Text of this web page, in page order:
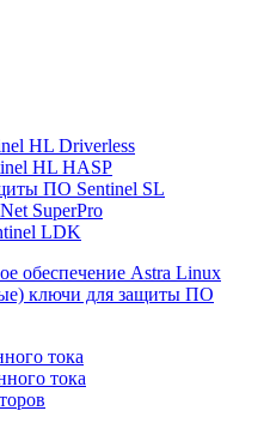
HL Driverless
HL HASP
ПО Sentinel SL
SuperPro
LDK
обеспечение Astra Linux
ключи для защиты ПО
тока
тока